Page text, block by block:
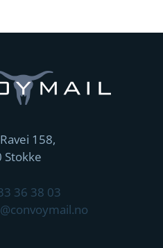
158,
Stokke
36 38 03